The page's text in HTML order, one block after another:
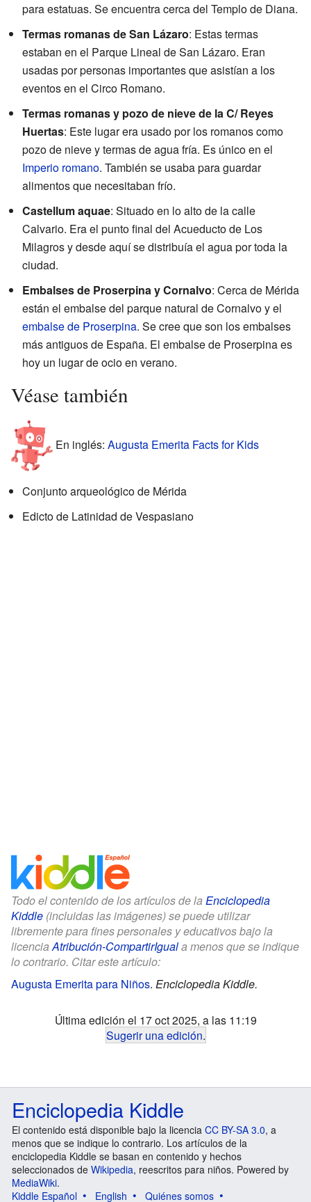
para estatuas. Se encuentra cerca del Templo de Diana.
Termas romanas de San Lázaro: Estas termas
estaban en el Parque Lineal de San Lázaro. Eran
usadas por personas importantes que asistían a los
eventos en el Circo Romano.
Termas romanas y pozo de nieve de la C/ Reyes
Huertas: Este lugar era usado por los romanos como
pozo de nieve y termas de agua fría. Es único en el
Imperio romano. También se usaba para guardar
alimentos que necesitaban frío.
Castellum aquae: Situado en lo alto de la calle
Calvario. Era el punto final del Acueducto de Los
Milagros y desde aquí se distribuía el agua por toda la
ciudad.
Embalses de Proserpina y Cornalvo: Cerca de Mérida
están el embalse del parque natural de Cornalvo y el
embalse de Proserpina. Se cree que son los embalses
más antiguos de España. El embalse de Proserpina es
hoy un lugar de ocio en verano.
Véase también
En inglés: Augusta Emerita Facts for Kids
Conjunto arqueológico de Mérida
Edicto de Latinidad de Vespasiano
Todo el contenido de los artículos de la Enciclopedia
Kiddle (incluidas las imágenes) se puede utilizar
libremente para fines personales y educativos bajo la
licenciaAtribución-CompartirIguala menos que se indique
lo contrario. Citar este artículo:
Augusta Emerita para Niños. Enciclopedia Kiddle.
Última edición el 17 oct 2025, a las 11:19
Sugerir una edición.
Enciclopedia Kiddle
El contenido está disponible bajo la licencia CC BY-SA 3.0, a
menos que se indique lo contrario. Los artículos de la
enciclopedia Kiddle se basan en contenido y hechos
seleccionados de Wikipedia, reescritos para niños. Powered by
MediaWiki.
Kiddle Español
English Quiénes somos